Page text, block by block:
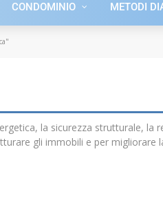
CONDOMINIO METODI
la sicurezza strutturale, la
gli immobili e per migliorare